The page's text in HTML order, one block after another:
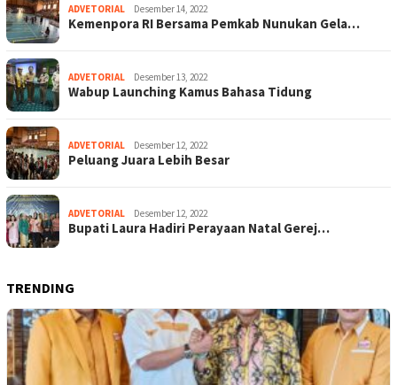
ADVETORIAL Desember 14, 2022
Kemenpora RI Bersama Pemkab Nunukan Gela…
ADVETORIAL Desember 13, 2022
Wabup Launching Kamus Bahasa Tidung
ADVETORIAL Desember 12, 2022
Peluang Juara Lebih Besar
ADVETORIAL Desember 12, 2022
Bupati Laura Hadiri Perayaan Natal Gerej…
TRENDING